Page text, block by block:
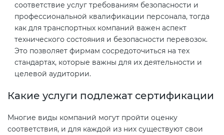
соответствие услуг требованиям безопасности и
профессиональной квалификации персонала, тогда
как для транспортных компаний важен аспект
технического состояния и безопасности перевозок.
Это позволяет фирмам сосредоточиться на тех
стандартах, которые важны для их деятельности и
целевой аудитории.
Какие услуги подлежат сертификации
Многие виды компаний могут пройти оценку
соответствия, и для каждой из них существуют свои